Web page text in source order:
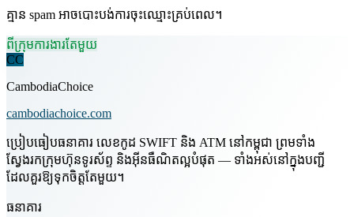
គ្មាន spam អាចបោះបង់ការចុះឈ្មោះគ្រប់ពេល។
ពីក្រុមការងារតែមួយ
CC
CambodiaChoice
cambodiachoice.com
ប្រៀបធៀបធនាគារ លេខកូដ SWIFT និង ATM នៅកម្ពុជា ព្រមទាំង
ស្វែងរកក្រុមហ៊ុនទូរស័ព្ទ និងអ៊ីនធឺណិតល្អបំផុត — ទាំងអស់នៅក្នុងបញ្ជី
ដែលគួរឱ្យទុកចិត្តតែមួយ។
ធនាគារ